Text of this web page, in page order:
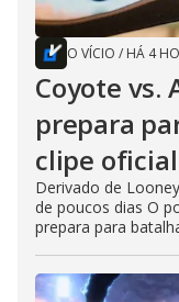
O VÍCIO / HÁ 4
Coyote vs.
prepara
clipe oficial
Derivado de
de poucos dias O
prepara para